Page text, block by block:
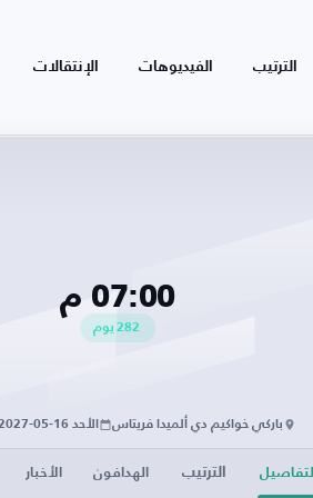
الترتيب الفيديوهات الإنتقالات
07:00 م
282 يوم
باركي خواكيم دي ألميدا فريتاس الأحد 16-05-2027 · 07:00 م
التفاصيل الترتيب الهدافون الأخبار